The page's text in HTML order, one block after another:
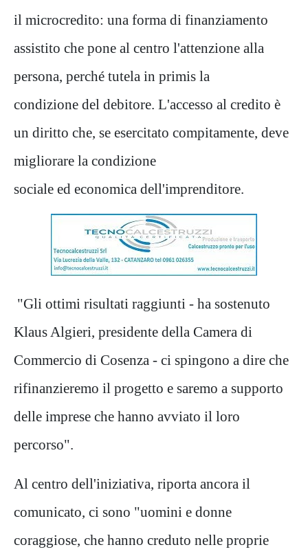
il microcredito: una forma di finanziamento
assistito che pone al centro l'attenzione alla
persona, perché tutela in primis la
condizione del debitore. L'accesso al credito è
un diritto che, se esercitato compitamente, deve
migliorare la condizione
sociale ed economica dell'imprenditore.
"Gli ottimi risultati raggiunti - ha sostenuto
Klaus Algieri, presidente della Camera di
Commercio di Cosenza - ci spingono a dire che
rifinanzieremo il progetto e saremo a supporto
delle imprese che hanno avviato il loro
percorso".
Al centro dell'iniziativa, riporta ancora il
comunicato, ci sono "uomini e donne
coraggiose, che hanno creduto nelle proprie